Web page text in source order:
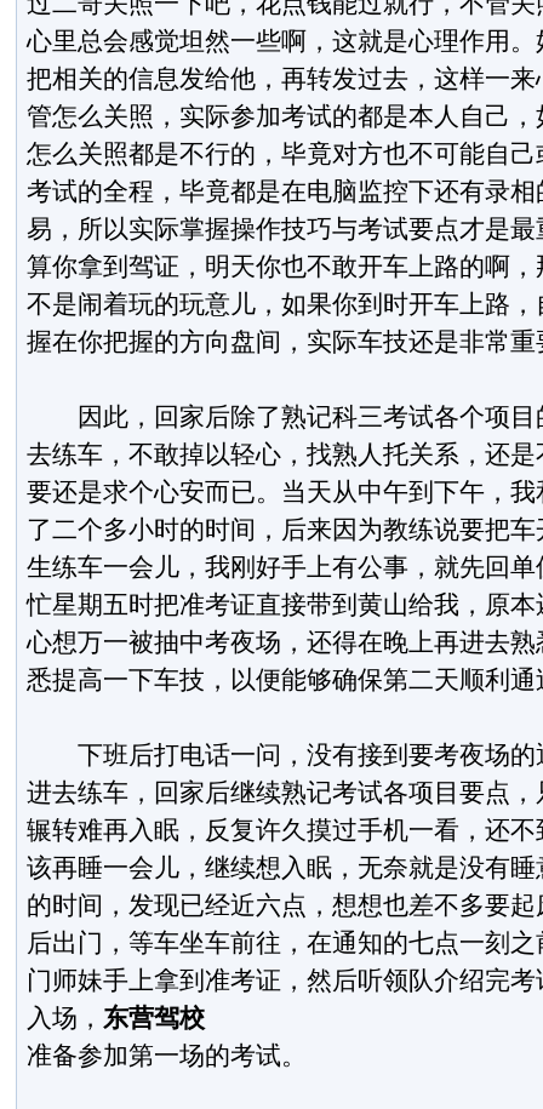
心里总会感觉坦然一些啊，这就是心理作用
把相关的信息发给他，再转发过去，这样一
管怎么关照，实际参加考试的都是本人自己
怎么关照都是不行的，毕竟对方也不可能自
考试的全程，毕竟都是在电脑监控下还有录
易，所以实际掌握操作技巧与考试要点才是
算你拿到驾证，明天你也不敢开车上路的啊
不是闹着玩的玩意儿，如果你到时开车上路
握在你把握的方向盘间，实际车技还是非常重
因此，回家后除了熟记科三考试各个项目
去练车，不敢掉以轻心，找熟人托关系，还
要还是求个心安而已。当天从中午到下午，
了二个多小时的时间，后来因为教练说要把
生练车一会儿，我刚好手上有公事，就先回
忙星期五时把准考证直接带到黄山给我，原
心想万一被抽中考夜场，还得在晚上再进去
悉提高一下车技，以便能够确保第二天顺利通
下班后打电话一问，没有接到要考夜场的
进去练车，回家后继续熟记考试各项目要点
辗转难再入眠，反复许久摸过手机一看，还
该再睡一会儿，继续想入眠，无奈就是没有
的时间，发现已经近六点，想想也差不多要
后出门，等车坐车前往，在通知的七点一刻
门师妹手上拿到准考证，然后听领队介绍完
入场， 东营驾校
准备参加第一场的考试。